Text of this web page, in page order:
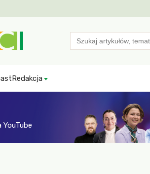
Search
for:
Redakcja